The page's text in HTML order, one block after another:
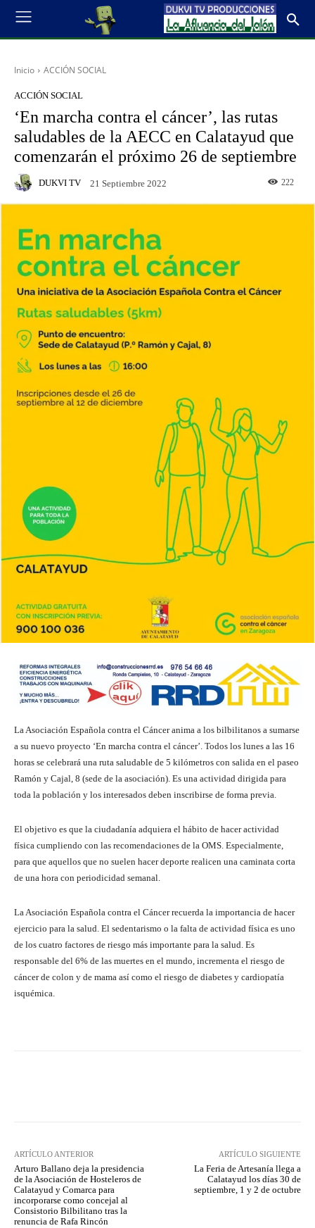
Inicio ACCIÓN SOCIAL
ACCIÓN SOCIAL
‘En marcha contra el cáncer’, las rutas
saludables de la AECC en Calatayud que
comenzarán el próximo 26 de septiembre
DUKVI TV 21 Septiembre 2022 222
La Asociación Española contra el Cáncer anima a los bilbilitanos a sumarse
a su nuevo proyecto ‘En marcha contra el cáncer’. Todos los lunes a las 16
horas se celebrará una ruta saludable de 5 kilómetros con salida en el paseo
Ramón y Cajal, 8 (sede de la asociación). Es una actividad dirigida para
toda la población y los interesados deben inscribirse de forma previa.
El objetivo es que la ciudadanía adquiera el hábito de hacer actividad
física cumpliendo con las recomendaciones de la OMS. Especialmente,
para que aquellos que no suelen hacer deporte realicen una caminata corta
de una hora con periodicidad semanal.
La Asociación Española contra el Cáncer recuerda la importancia de hacer
ejercicio para la salud. El sedentarismo o la falta de actividad física es uno
de los cuatro factores de riesgo más importante para la salud. Es
responsable del 6% de las muertes en el mundo, incrementa el riesgo de
cáncer de colon y de mama así como el riesgo de diabetes y cardiopatía
isquémica.
ARTÍCULO ANTERIOR
Arturo Ballano deja la presidencia
de la Asociación de Hosteleros de
Calatayud y Comarca para
incorporarse como concejal al
Consistorio Bilbilitano tras la
renuncia de Rafa Rincón
ARTÍCULO SIGUIENTE
La Feria de Artesanía llega a
Calatayud los días 30 de
septiembre, 1 y 2 de octubre